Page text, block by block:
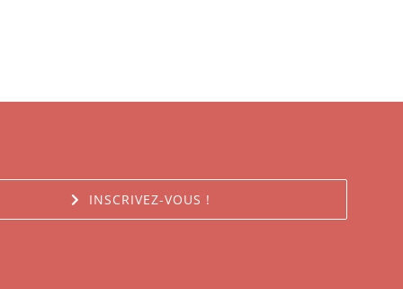
INSCRIVEZ-VOUS !